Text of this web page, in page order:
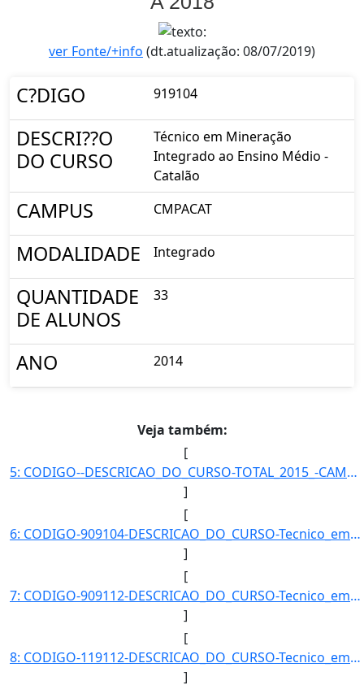
ver Fonte/+info (dt.atualização: 08/07/2019)
C?DIGO 919104
DESCRI??O
DO CURSO
Técnico em Mineração
Integrado ao Ensino Médio -
Catalão
CAMPUS CMPACAT
MODALIDADE Integrado
QUANTIDADE
DE ALUNOS
33
ANO 2014
Veja também:
[
5: CODIGO--DESCRICAO_DO_CURSO-TOTAL_2015_-CAMPUS--MODALIDADE--QUANTIDADE_DE_ALUNOS-130}]
]
[
6: CODIGO-909104-DESCRICAO_DO_CURSO-Tecnico_em_Informatica_Integrado_ao_Ensino_Medio_-_Catalao-CAMPUS-C]
]
[
7: CODIGO-909112-DESCRICAO_DO_CURSO-Tecnico_em_Informatica_-_Catalao-CAMPUS-CMPACAT-MODALIDADE-Subseque]
]
[
8: CODIGO-119112-DESCRICAO_DO_CURSO-Tecnico_em_Mineracao_-_Catalao_(vespertino)-CAMPUS-CMPACAT-MODALIDA]
]